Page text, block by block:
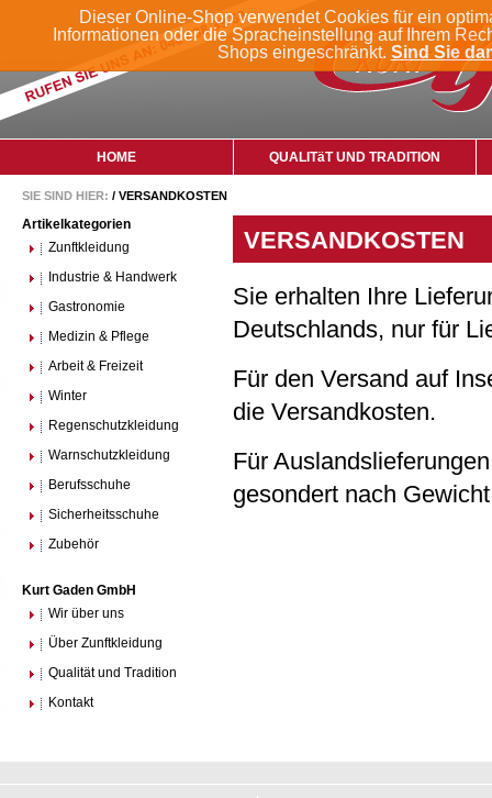
Dieser Online-Shop verwendet Cookies für ein
Informationen oder die Spracheinstellung auf Ihrem
Shops eingeschränkt. Sind Sie
HOME QUALITäT UND TRADITION
SIE SIND HIER: / VERSANDKOSTEN
Artikelkategorien
Zunftkleidung
Industrie & Handwerk
Gastronomie
Medizin & Pflege
Arbeit & Freizeit
Winter
Regenschutzkleidung
Warnschutzkleidung
Berufsschuhe
Sicherheitsschuhe
Zubehör
Kurt Gaden GmbH
Wir über uns
Über Zunftkleidung
Qualität und Tradition
Kontakt
VERSANDKOSTEN
Sie erhalten Ihre
Deutschlands, nur für
Für den Versand auf
die Versandkosten.
Für
gesondert nach